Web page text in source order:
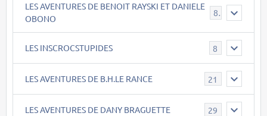
LES AVENTURES DE BENOIT RAYSKI ET DANIELE
OBONO
8
LES INSCROCSTUPIDES 8
LES AVENTURES DE B.H.LE RANCE 21
LES AVENTURES DE DANY BRAGUETTE 29